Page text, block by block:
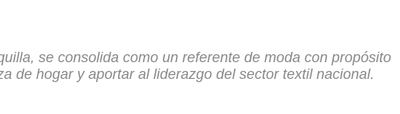
se consolida como un referente de moda con propósito
de hogar y aportar al liderazgo del sector textil nacional.